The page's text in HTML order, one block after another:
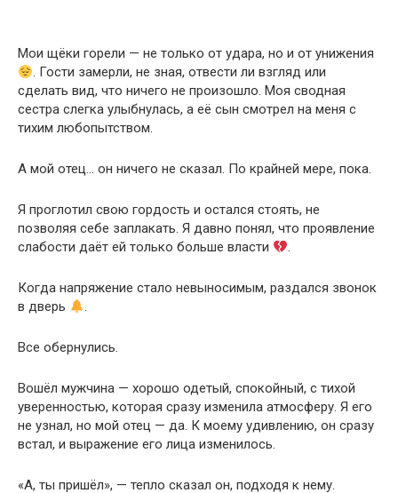
Мои щёки горели — не только от удара, но и от унижения
. Гости замерли, не зная, отвести ли взгляд или
сделать вид, что ничего не произошло. Моя сводная
сестра слегка улыбнулась, а её сын смотрел на меня с
тихим любопытством.
А мой отец… он ничего не сказал. По крайней мере, пока.
Я проглотил свою гордость и остался стоять, не
позволяя себе заплакать. Я давно понял, что проявление
слабости даёт ей только больше власти
.
Когда напряжение стало невыносимым, раздался звонок
в дверь
.
Все обернулись.
Вошёл мужчина — хорошо одетый, спокойный, с тихой
уверенностью, которая сразу изменила атмосферу. Я его
не узнал, но мой отец — да. К моему удивлению, он сразу
встал, и выражение его лица изменилось.
«А, ты пришёл», — тепло сказал он, подходя к нему.